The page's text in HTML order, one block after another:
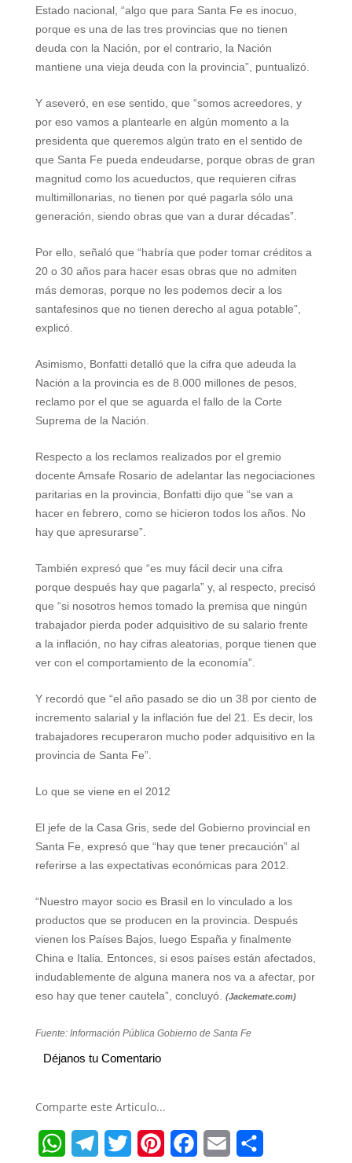
Estado nacional, “algo que para Santa Fe es inocuo,
porque es una de las tres provincias que no tienen
deuda con la Nación, por el contrario, la Nación
mantiene una vieja deuda con la provincia”, puntualizó.
Y aseveró, en ese sentido, que “somos acreedores, y
por eso vamos a plantearle en algún momento a la
presidenta que queremos algún trato en el sentido de
que Santa Fe pueda endeudarse, porque obras de gran
magnitud como los acueductos, que requieren cifras
multimillonarias, no tienen por qué pagarla sólo una
generación, siendo obras que van a durar décadas”.
Por ello, señaló que “habría que poder tomar créditos a
20 o 30 años para hacer esas obras que no admiten
más demoras, porque no les podemos decir a los
santafesinos que no tienen derecho al agua potable”,
explicó.
Asimismo, Bonfatti detalló que la cifra que adeuda la
Nación a la provincia es de 8.000 millones de pesos,
reclamo por el que se aguarda el fallo de la Corte
Suprema de la Nación.
Respecto a los reclamos realizados por el gremio
docente Amsafe Rosario de adelantar las negociaciones
paritarias en la provincia, Bonfatti dijo que “se van a
hacer en febrero, como se hicieron todos los años. No
hay que apresurarse”.
También expresó que “es muy fácil decir una cifra
porque después hay que pagarla” y, al respecto, precisó
que “si nosotros hemos tomado la premisa que ningún
trabajador pierda poder adquisitivo de su salario frente
a la inflación, no hay cifras aleatorias, porque tienen que
ver con el comportamiento de la economía”.
Y recordó que “el año pasado se dio un 38 por ciento de
incremento salarial y la inflación fue del 21. Es decir, los
trabajadores recuperaron mucho poder adquisitivo en la
provincia de Santa Fe”.
Lo que se viene en el 2012
El jefe de la Casa Gris, sede del Gobierno provincial en
Santa Fe, expresó que “hay que tener precaución” al
referirse a las expectativas económicas para 2012.
“Nuestro mayor socio es Brasil en lo vinculado a los
productos que se producen en la provincia. Después
vienen los Países Bajos, luego España y finalmente
China e Italia. Entonces, si esos países están afectados,
indudablemente de alguna manera nos va a afectar, por
eso hay que tener cautela”, concluyó. (Jackemate.com)
Fuente: Información Pública Gobierno de Santa Fe
Déjanos tu Comentario
Comparte este Articulo...